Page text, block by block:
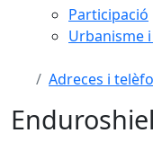
Participació
Urbanisme
Adreces i